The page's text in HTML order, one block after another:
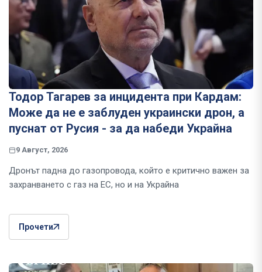
Тодор Тагарев за инцидента при Кардам:
Може да не е заблуден украински дрон, а
пуснат от Русия - за да набеди Украйна
9 Август, 2026
Дронът падна до газопровода, който е критично важен за
захранването с газ на ЕС, но и на Украйна
Прочети